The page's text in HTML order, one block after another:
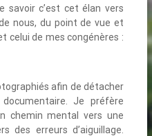
savoir c’est cet élan vers
de nous, du point de vue et
celui de mes congénères :
afin de détacher
Je préfère
chemin mental vers une
des erreurs d’aiguillage.